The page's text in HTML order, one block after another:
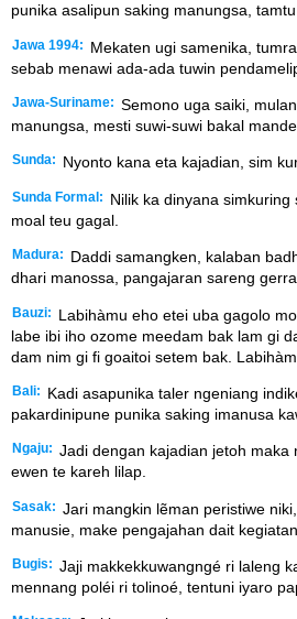
punika asalipun saking manungsa, tamtu
Jawa 1994:
Mekaten ugi samenika,
sebab menawi ada-ada tuwin
Jawa-Suriname: Semono uga saiki,
manungsa, mesti suwi-suwi bakal
Sunda: Nyonto kana eta kajadian, sim
Sunda Formal:
Nilik ka dinyana
moal teu gagal.
Madura:
Daddi samangken, kalaban
dhari manossa, pangajaran sareng
Bauzi:
Labihàmu eho etei uba gagolo
labe ibi iho ozome meedam bak lam gi
dam nim gi fi goaitoi setem bak.
Bali:
Kadi asapunika taler ngeniang
pakardinipune punika saking imanusa
Ngaju: Jadi dengan kajadian jetoh
ewen te kareh lilap.
Sasak: Jari mangkin lẽman peristiwe
manusie, make pengajahan dait
Bugis: Jaji makkekkuwangngé ri laleng
mennang poléi ri tolinoé, tentuni iyaro